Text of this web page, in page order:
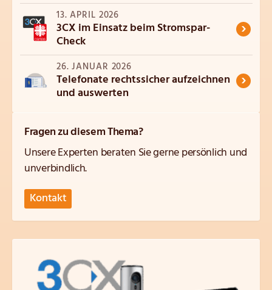
13. APRIL 2026
3CX im Einsatz beim Stromspar-
Check ›
26. JANUAR 2026
Telefonate rechtssicher aufzeichnen
und auswerten ›
Fragen zu diesem Thema?
Unsere Experten beraten Sie gerne persönlich und
unverbindlich.
Kontakt